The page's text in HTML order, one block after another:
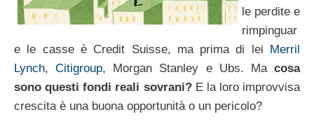
le perdite e
rimpinguar
e le casse è Credit Suisse, ma prima di lei Merril
Lynch,Citigroup, Morgan Stanley e Ubs. Macosa
sono questi fondi reali sovrani?E la loro improvvisa
crescita è una buona opportunità o un pericolo?